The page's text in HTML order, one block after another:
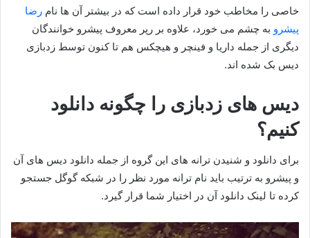
خاصی را مخاطب خود قرار داده است که در بیشتر آن ها نام رضا
پیشرو به چشم می ‌خورد، علاوه ‌بر رپر معروف پیشرو خوانندگان
دیگری از جمله داریا و فینچر و هیچکس هم تا کنون توسط زدبازی
دیس بک شده اند.
دیس های زدبازی را چگونه دانلود
کنیم؟
برای دانلود و شنیدن ترانه های این گروه از جمله دانلود دیس های آن
و پیشرو به ترتیب باید نام ترانه مورد نظر را در شبکه گوگل جستجو
کرده تا لینک دانلود آن در اختیار شما قرار گیرد.